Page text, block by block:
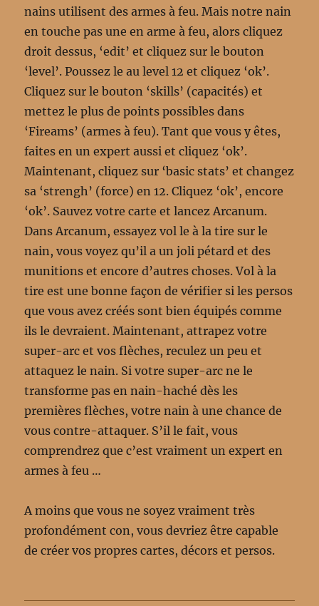
nains utilisent des armes à feu. Mais notre nain
en touche pas une en arme à feu, alors cliquez
droit dessus, ‘edit’ et cliquez sur le bouton
‘level’. Poussez le au level 12 et cliquez ‘ok’.
Cliquez sur le bouton ‘skills’ (capacités) et
mettez le plus de points possibles dans
‘Fireams’ (armes à feu). Tant que vous y êtes,
faites en un expert aussi et cliquez ‘ok’.
Maintenant, cliquez sur ‘basic stats’ et changez
sa ‘strengh’ (force) en 12. Cliquez ‘ok’, encore
‘ok’. Sauvez votre carte et lancez Arcanum.
Dans Arcanum, essayez vol le à la tire sur le
nain, vous voyez qu’il a un joli pétard et des
munitions et encore d’autres choses. Vol à la
tire est une bonne façon de vérifier si les persos
que vous avez créés sont bien équipés comme
ils le devraient. Maintenant, attrapez votre
super-arc et vos flèches, reculez un peu et
attaquez le nain. Si votre super-arc ne le
transforme pas en nain-haché dès les
premières flèches, votre nain à une chance de
vous contre-attaquer. S’il le fait, vous
comprendrez que c’est vraiment un expert en
armes à feu …
A moins que vous ne soyez vraiment très
profondément con, vous devriez être capable
de créer vos propres cartes, décors et persos.